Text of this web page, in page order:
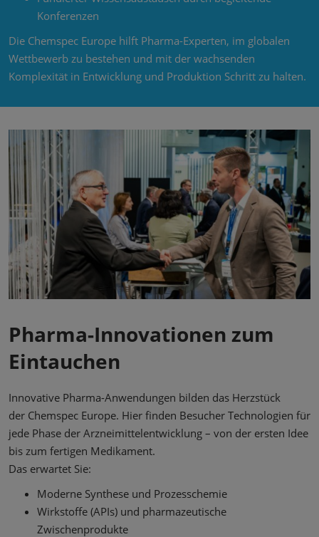
Konferenzen
Die Chemspec Europe hilft Pharma-Experten, im globalen
Wettbewerb zu bestehen und mit der wachsenden
Komplexität in Entwicklung und Produktion Schritt zu halten.
Pharma-Innovationen zum
Eintauchen
Innovative Pharma-Anwendungen bilden das Herzstück
der Chemspec Europe. Hier finden Besucher Technologien für
jede Phase der Arzneimittelentwicklung – von der ersten Idee
bis zum fertigen Medikament.
Das erwartet Sie:
Moderne Synthese und Prozesschemie
Wirkstoffe (APIs) und pharmazeutische
Zwischenprodukte